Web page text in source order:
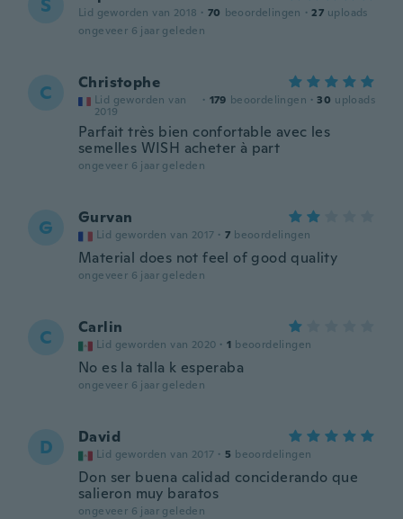
S Lid geworden van 2018 · 70 beoordelingen · 27 uploads
ongeveer 6 jaar geleden
C Christophe
Lid geworden van
2019
· 179 beoordelingen · 30 uploads
Parfait très bien confortable avec les
semelles WISH acheter à part
ongeveer 6 jaar geleden
G Gurvan
Lid geworden van 2017 · 7 beoordelingen
Material does not feel of good quality
ongeveer 6 jaar geleden
C Carlin
Lid geworden van 2020 · 1 beoordelingen
No es la talla k esperaba
ongeveer 6 jaar geleden
D David
Lid geworden van 2017 · 5 beoordelingen
Don ser buena calidad conciderando que
salieron muy baratos
ongeveer 6 jaar geleden